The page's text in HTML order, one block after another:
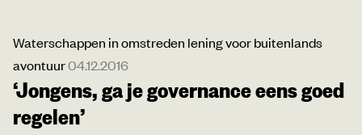
Waterschappen in omstreden lening voor buitenlands
avontuur04.12.2016
‘Jongens, ga je governance eens goed
regelen’